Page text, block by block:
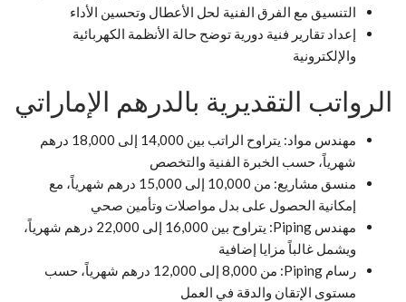
التنسيق مع الفرق الفنية لحل الأعطال وتحسين الأداء
إعداد تقارير فنية دورية توضح حالة الأنظمة الكهربائية
والإلكترونية
الرواتب التقديرية بالدرهم الإماراتي
مهندس مواد: يتراوح الراتب بين 14,000 إلى 18,000 درهم
شهرياً، حسب الخبرة الفنية والتخصص
منسق مشاريع: من 10,000 إلى 15,000 درهم شهرياً، مع
إمكانية الحصول على بدل مواصلات وتأمين صحي
مهندس Piping: يتراوح بين 16,000 إلى 22,000 درهم شهرياً،
ويشمل غالباً مزايا إضافية
رسام Piping: من 8,000 إلى 12,000 درهم شهرياً، حسب
مستوى الإتقان والدقة في العمل